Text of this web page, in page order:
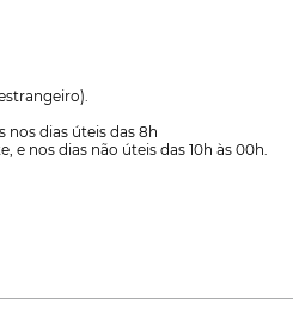
nos dias úteis das 8h
e nos dias não úteis das 10h às 00h.